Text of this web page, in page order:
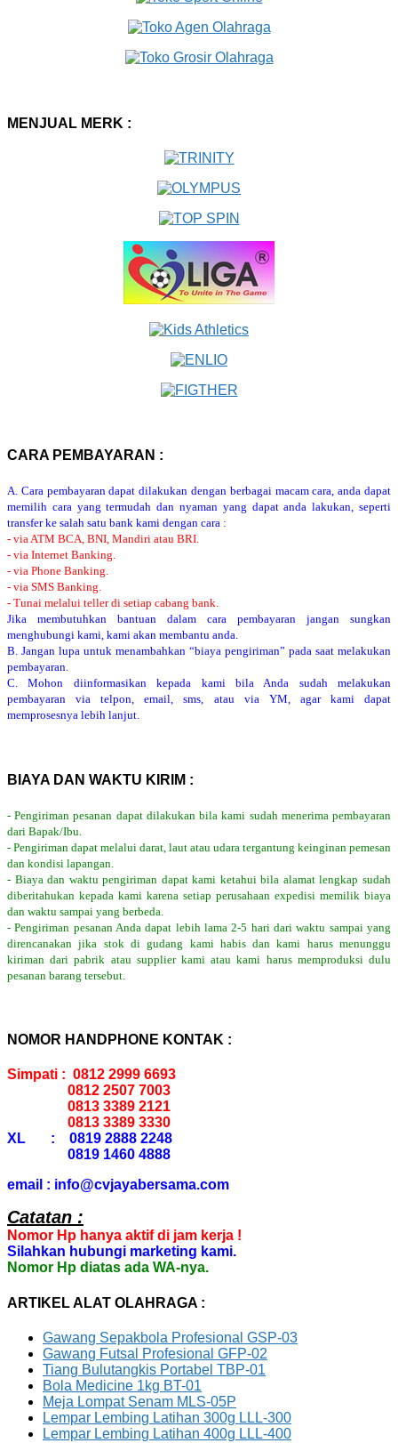
MENJUAL MERK :
CARA PEMBAYARAN :
A. Cara pembayaran dapat dilakukan dengan berbagai macam cara, anda dapat
memilih cara yang termudah dan nyaman yang dapat anda lakukan, seperti
transfer ke salah satu bank kami dengan cara :
- via ATM BCA, BNI, Mandiri atau BRI.
- via Internet Banking.
- via Phone Banking.
- via SMS Banking.
- Tunai melalui teller di setiap cabang bank.
Jika membutuhkan bantuan dalam cara pembayaran jangan sungkan
menghubungi kami, kami akan membantu anda.
B. Jangan lupa untuk menambahkan “biaya pengiriman” pada saat melakukan
pembayaran.
C. Mohon diinformasikan kepada kami bila Anda sudah melakukan
pembayaran via telpon, email, sms, atau via YM, agar kami dapat
memprosesnya lebih lanjut.
BIAYA DAN WAKTU KIRIM :
- Pengiriman pesanan dapat dilakukan bila kami sudah menerima pembayaran
dari Bapak/Ibu.
- Pengiriman dapat melalui darat, laut atau udara tergantung keinginan pemesan
dan kondisi lapangan.
- Biaya dan waktu pengiriman dapat kami ketahui bila alamat lengkap sudah
diberitahukan kepada kami karena setiap perusahaan expedisi memilik biaya
dan waktu sampai yang berbeda.
- Pengiriman pesanan Anda dapat lebih lama 2-5 hari dari waktu sampai yang
direncanakan jika stok di gudang kami habis dan kami harus menunggu
kiriman dari pabrik atau supplier kami atau kami harus memproduksi dulu
pesanan barang tersebut.
NOMOR HANDPHONE KONTAK :
Simpati : 0812 2999 6693
0812 2507 7003
0813 3389 2121
0813 3389 3330
XL : 0819 2888 2248
0819 1460 4888
email : info@cvjayabersama.com
Catatan :
Nomor Hp hanya aktif di jam kerja !
Silahkan hubungi marketing kami.
Nomor Hp diatas ada WA-nya.
ARTIKEL ALAT OLAHRAGA :
Gawang Sepakbola Profesional GSP-03
Gawang Futsal Profesional GFP-02
Tiang Bulutangkis Portabel TBP-01
Bola Medicine 1kg BT-01
Meja Lompat Senam MLS-05P
Lempar Lembing Latihan 300g LLL-300
Lempar Lembing Latihan 400g LLL-400